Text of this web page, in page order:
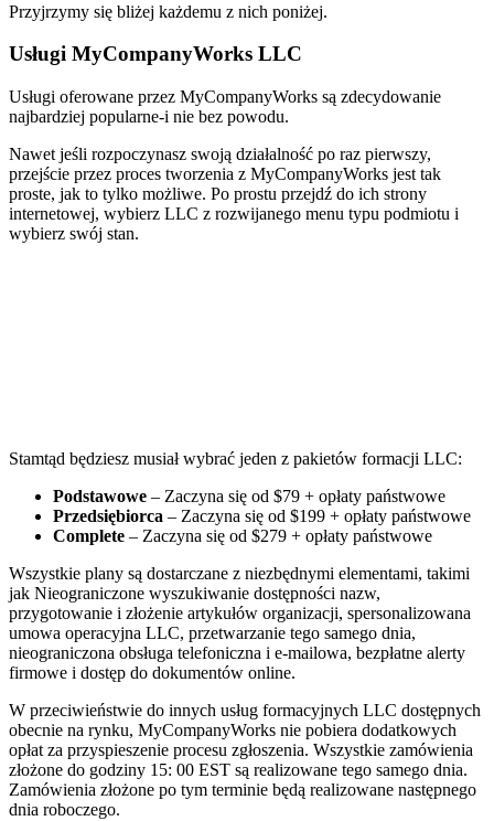
Przyjrzymy się bliżej każdemu z nich poniżej.
Usługi MyCompanyWorks LLC
Usługi oferowane przez MyCompanyWorks są zdecydowanie
najbardziej popularne-i nie bez powodu.
Nawet jeśli rozpoczynasz swoją działalność po raz pierwszy,
przejście przez proces tworzenia z MyCompanyWorks jest tak
proste, jak to tylko możliwe. Po prostu przejdź do ich strony
internetowej, wybierz LLC z rozwijanego menu typu podmiotu i
wybierz swój stan.
Stamtąd będziesz musiał wybrać jeden z pakietów formacji LLC:
Podstawowe – Zaczyna się od $79 + opłaty państwowe
Przedsiębiorca – Zaczyna się od $199 + opłaty państwowe
Complete – Zaczyna się od $279 + opłaty państwowe
Wszystkie plany są dostarczane z niezbędnymi elementami, takimi
jak Nieograniczone wyszukiwanie dostępności nazw,
przygotowanie i złożenie artykułów organizacji, spersonalizowana
umowa operacyjna LLC, przetwarzanie tego samego dnia,
nieograniczona obsługa telefoniczna i e-mailowa, bezpłatne alerty
firmowe i dostęp do dokumentów online.
W przeciwieństwie do innych usług formacyjnych LLC dostępnych
obecnie na rynku, MyCompanyWorks nie pobiera dodatkowych
opłat za przyspieszenie procesu zgłoszenia. Wszystkie zamówienia
złożone do godziny 15: 00 EST są realizowane tego samego dnia.
Zamówienia złożone po tym terminie będą realizowane następnego
dnia roboczego.